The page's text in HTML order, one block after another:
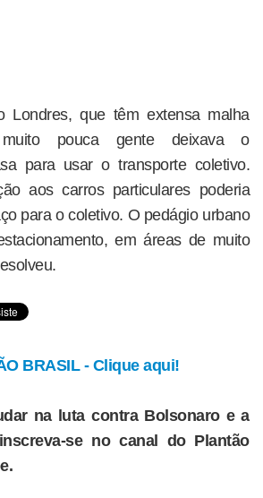
Londres, que têm extensa malha
muito pouca gente deixava o
para usar o transporte coletivo.
aos carros particulares poderia
para o coletivo. O pedágio urbano
em áreas de muito
BRASIL - Clique aqui!
na luta contra Bolsonaro e a
se no canal do Plantão